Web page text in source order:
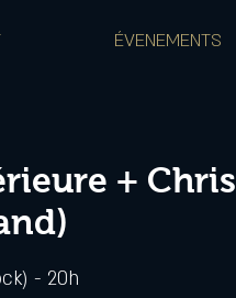
ÉVENEMENTS
+ Chris
- 20h